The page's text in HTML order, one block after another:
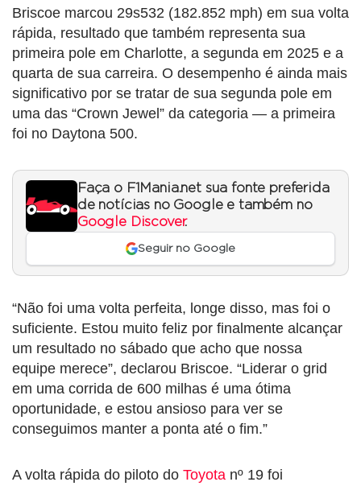
Briscoe marcou 29s532 (182.852 mph) em sua volta
rápida, resultado que também representa sua
primeira pole em Charlotte, a segunda em 2025 e a
quarta de sua carreira. O desempenho é ainda mais
significativo por se tratar de sua segunda pole em
uma das “Crown Jewel” da categoria — a primeira
foi no Daytona 500.
Faça o F1Mania.net sua fonte preferida
de notícias no Google e também no
Google Discover.
Seguir no Google
“Não foi uma volta perfeita, longe disso, mas foi o
suficiente. Estou muito feliz por finalmente alcançar
um resultado no sábado que acho que nossa
equipe merece”, declarou Briscoe. “Liderar o grid
em uma corrida de 600 milhas é uma ótima
oportunidade, e estou ansioso para ver se
conseguimos manter a ponta até o fim.”
A volta rápida do piloto do Toyota nº 19 foi